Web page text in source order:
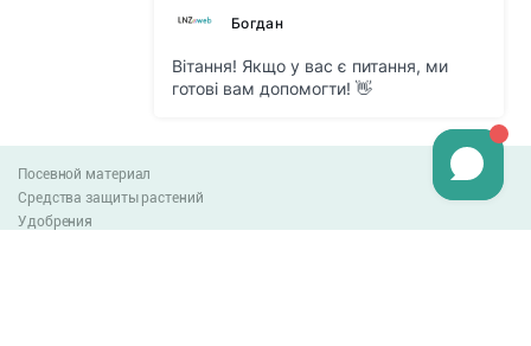
Посевной материал
Средства защиты растений
Удобрения